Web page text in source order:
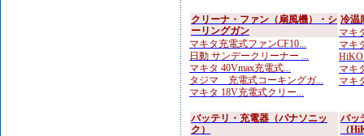
クリーナ・ファン（扇風機）・シ
ーリングガン
マキタ充電式ファンCF10...
日動 サンデークリーナー ...
マキタ 40Vmax充電式...
タジマ 充電式コーキングガ...
マキタ 18V充電式クリー...
冷温
マキ
マキ
マキ
マキ
バッテリ・充電器（パナソニッ
ク）
バッ
（